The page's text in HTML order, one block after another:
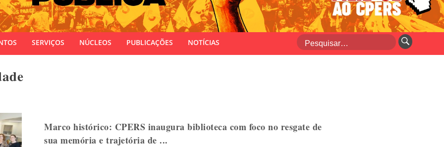
SERVIÇOS NÚCLEOS PUBLICAÇÕES NOTÍCIAS
Marco histórico: CPERS inaugura biblioteca com foco no resgate de
sua memória e trajetória de ...